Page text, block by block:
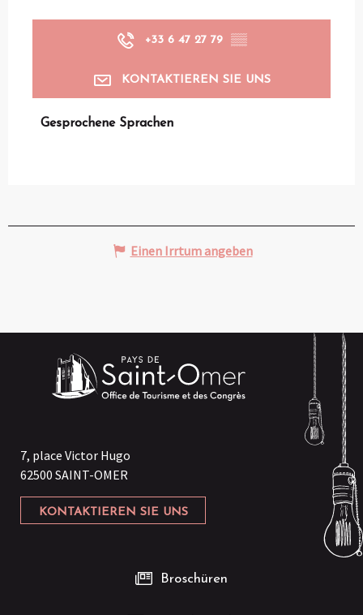
+33 6 47 27 79 ▒▒
KONTAKTIEREN SIE UNS
Gesprochene Sprachen
Gesprochene Sprachen
Einen Irrtum angeben
7, place Victor Hugo
62500 SAINT-OMER
KONTAKTIEREN SIE UNS
Broschüren